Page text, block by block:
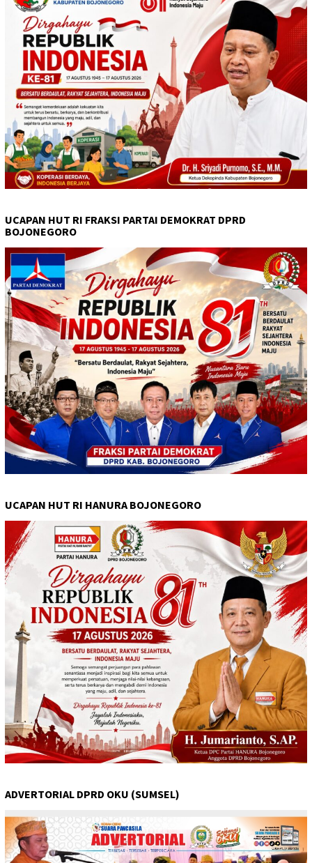
UCAPAN HUT RI FRAKSI PARTAI DEMOKRAT DPRD
BOJONEGORO
UCAPAN HUT RI HANURA BOJONEGORO
ADVERTORIAL DPRD OKU (SUMSEL)